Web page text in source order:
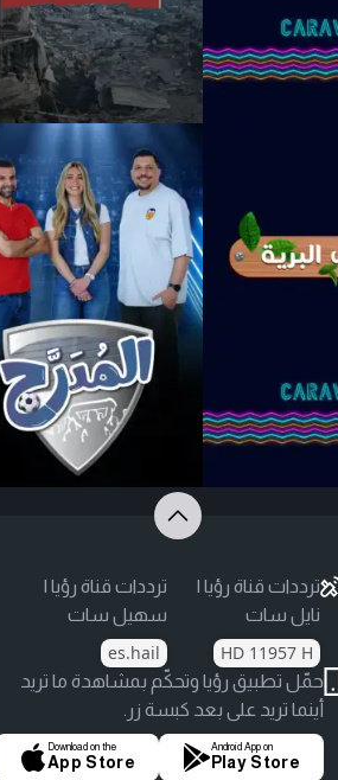
ترددات قناة رؤيا |
نايل سات
HD 11957 H
ترددات قناة رؤيا |
سهيل سات
es.hail
حمّل تطبيق رؤيا وتحكّم بمشاهدة ما تريد
أينما تريد على بعد كبسة زر.
Android App on
Play Store
Download on the
App Store